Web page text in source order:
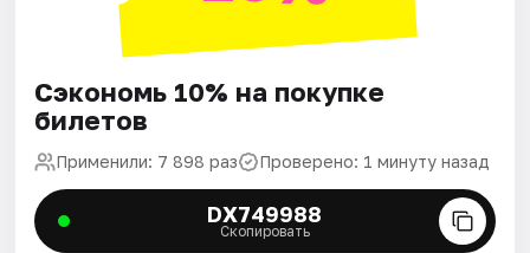
Сэкономь 10% на покупке
билетов
Применили: 7 898 раз Проверено: 1 минуту назад
DX749988
Скопировать